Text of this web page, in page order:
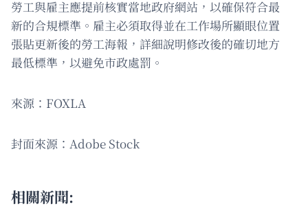
勞工與雇主應提前核實當地政府網站，以確保符合最
新的合規標準。雇主必須取得並在工作場所顯眼位置
張貼更新後的勞工海報，詳細說明修改後的確切地方
最低標準，以避免市政處罰。
來源：FOXLA
封面來源：Adobe Stock
相關新聞: